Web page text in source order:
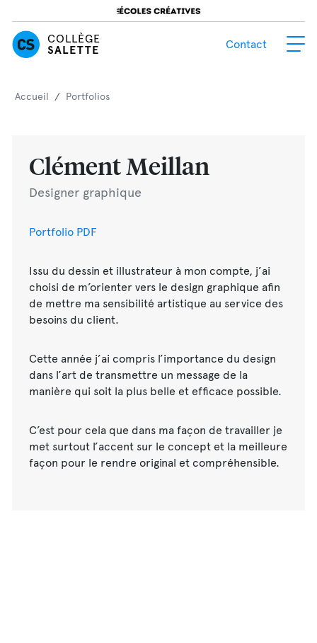
COLLÈGE
SALETTE
Contact
Accueil / Portfolios
Clément Meillan
Designer graphique
Portfolio PDF
Issu du dessin et illustrateur à mon compte, j’ai
choisi de m’orienter vers le design graphique afin
de mettre ma sensibilité artistique au service des
besoins du client.
Cette année j’ai compris l’importance du design
dans l’art de transmettre un message de la
manière qui soit la plus belle et efficace possible.
C’est pour cela que dans ma façon de travailler je
met surtout l’accent sur le concept et la meilleure
façon pour le rendre original et compréhensible.